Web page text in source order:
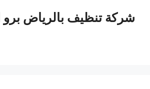
شركة تنظيف بالرياض برو